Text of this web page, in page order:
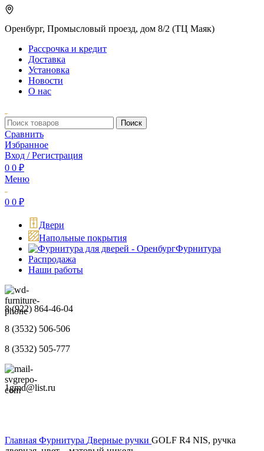
Оренбург, Промысловый проезд, дом 8/2 (ТЦ Маяк)
Рассрочка и кредит
Доставка
Установка
Новости
О нас
Поиск
Сравнить
Избранное
Вход / Регистрация
0 0 ₽
Меню
0 0 ₽
Двери
Напольные покрытия
Фурнитура
Распродажа
Наши работы
8 (922) 864-46-04
8 (3532) 506-506
8 (3532) 505-777
1gmd@list.ru
Главная Фурнитура Дверные ручки GOLF R4 NIS, ручка